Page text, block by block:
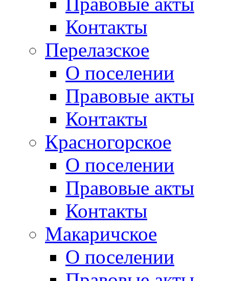
Контакты
Перелазское
О поселении
Правовые акты
Контакты
Красногорское
О поселении
Правовые акты
Контакты
Макаричское
О поселении